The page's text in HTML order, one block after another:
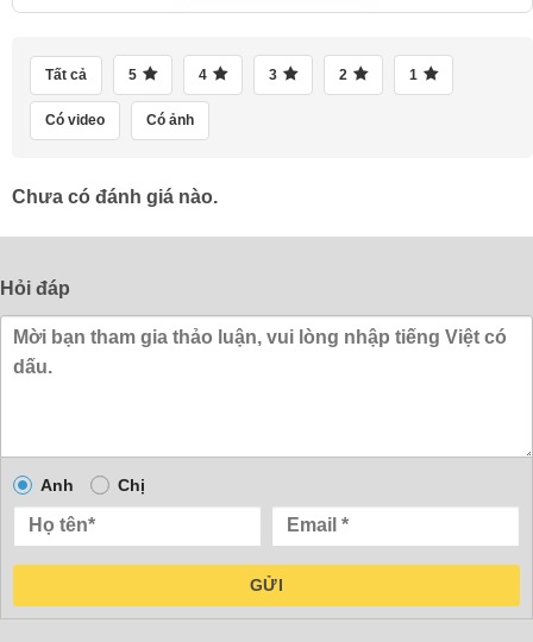
Tất cả 5 4 3 2 1
Có video Có ảnh
Chưa có đánh giá nào.
Hỏi đáp
Anh Chị
GỬI